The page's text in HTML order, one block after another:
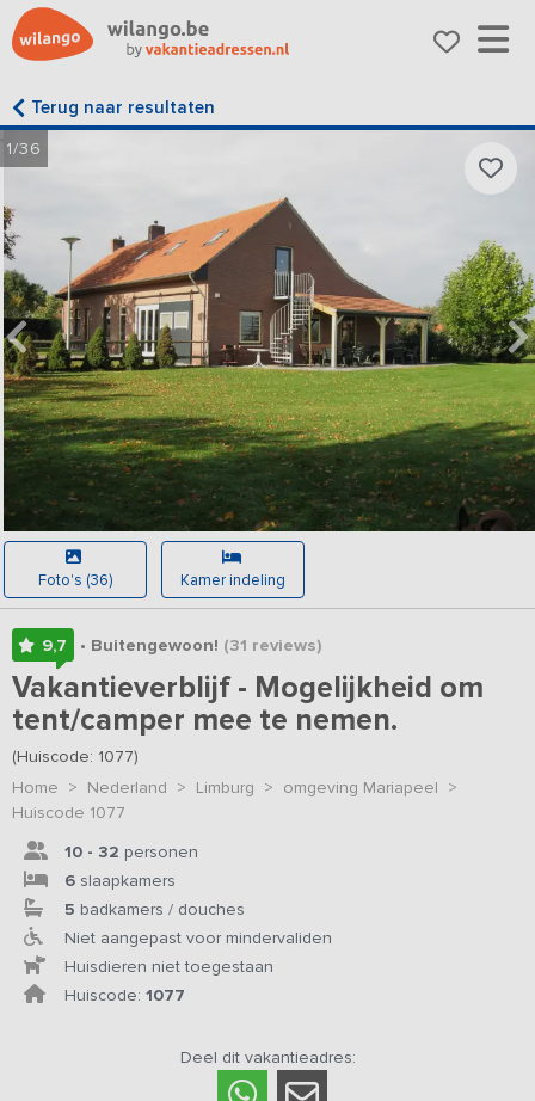
Terug naar resultaten
1/36
Foto's (36) Kamer indeling
9,7 • Buitengewoon! (31 reviews)
Vakantieverblijf - Mogelijkheid om
tent/camper mee te nemen.
(Huiscode: 1077)
Home > Nederland > Limburg > omgeving Mariapeel >
Huiscode 1077
10 - 32 personen
6 slaapkamers
5 badkamers / douches
Niet aangepast voor mindervaliden
Huisdieren niet toegestaan
Huiscode: 1077
Deel dit vakantieadres: